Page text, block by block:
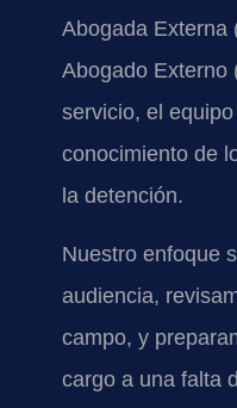
Abogada Externa
Abogado Externo
servicio, el
conocimiento de
la detención.
Nuestro enfoque
audiencia,
campo, y
cargo a una falta